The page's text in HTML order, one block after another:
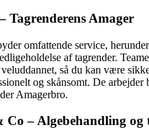
Tagrenderens Amager
omfattende service,
af tagrender.
så du kan være
og skånsomt. De arbejder
Amagerbro.
Co – Algebehandling og